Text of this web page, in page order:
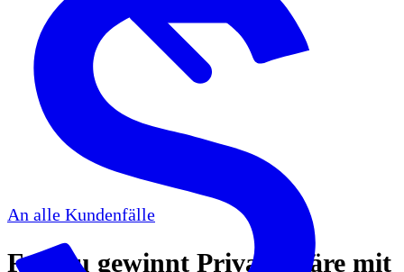
An alle Kundenfälle
Fujitsu gewinnt Privatsphäre mit